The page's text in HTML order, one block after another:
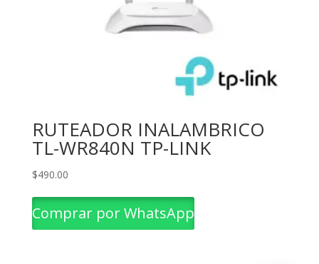
RUTEADOR INALAMBRICO
TL-WR840N TP-LINK
$490.00
Comprar por WhatsApp